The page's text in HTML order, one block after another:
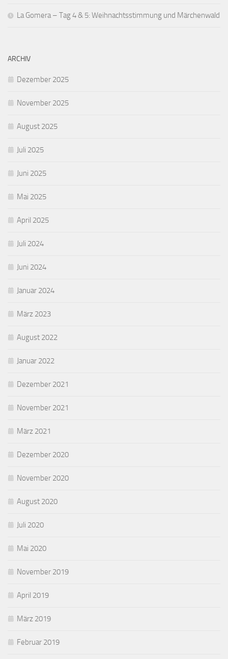
La Gomera – Tag 4 & 5: Weihnachtsstimmung und Märchenwald
ARCHIV
Dezember 2025
November 2025
August 2025
Juli 2025
Juni 2025
Mai 2025
April 2025
Juli 2024
Juni 2024
Januar 2024
März 2023
August 2022
Januar 2022
Dezember 2021
November 2021
März 2021
Dezember 2020
November 2020
August 2020
Juli 2020
Mai 2020
November 2019
April 2019
März 2019
Februar 2019